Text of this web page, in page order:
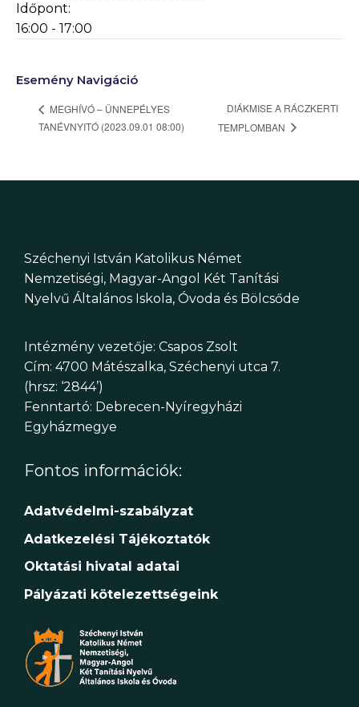
Időpont:
16:00 - 17:00
Esemény Navigáció
MEGHÍVÓ – ÜNNEPÉLYES
TANÉVNYITÓ (2023.09.01 08:00)
DIÁKMISE A RÁCZKERTI
TEMPLOMBAN
Széchenyi István Katolikus Német
Nemzetiségi, Magyar-Angol Két Tanítási
Nyelvű Általános Iskola, Óvoda és Bölcsőde
Intézmény vezetője: Csapos Zsolt
Cím: 4700 Mátészalka, Széchenyi utca 7.
(hrsz: ‘2844’)
Fenntartó: Debrecen-Nyíregyházi
Egyházmegye
Fontos információk:
Adatvédelmi-szabályzat
Adatkezelési Tájékoztatók
Oktatási hivatal adatai
Pályázati kötelezettségeink